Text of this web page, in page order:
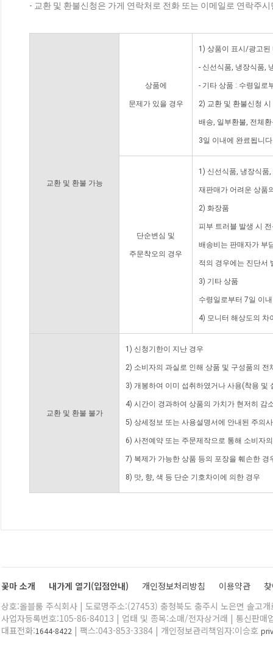
- 교환 및 환불신청은 가게 연락처로 전화 또는 이메일로 연락주
교환 및 환불 가능
상품에
문제가 있을 경우
1) 상품이 표시/광고된
- 신선식품, 냉장식품,
- 기타 상품 : 수령일로
2) 교환 및 환불신청
배송, 일부환불, 전체
3일 이내에 완료됩니
단순변심 및
주문착오의 경우
1) 신선식품, 냉장식품
재판매가 어려운 상품
2) 화장품
피부 트러블 발생 시
배송비는 판매자가 부
적의 경우에는 진단서
3) 기타 상품
수령일로부터 7일 이
4) 모니터 해상도의 차
교환 및 환불 불가
1) 신청기한이 지난 경우
2) 소비자의 과실로 인해 상품 및 구성품의
3) 개봉하여 이미 섭취하였거나 사용(착용 및
4) 시간이 경과하여 상품의 가치가 현저히 감
5) 상세정보 또는 사용설명서에 안내된 주의
6) 사전예약 또는 주문제작으로 통해 소비자
7) 복제가 가능한 상품 등의 포장을 훼손한 경
8) 맛, 향, 색 등 단순 기호차이에 의한 경우
꽃마 소개 내가게 열기(입점안내) 개인정보처리방침 이용약관
상호:올블룸 주식회사 | 도로명주소:(27453) 충청북도 충주시 노은면 솔고
사업자등록번호:105-86-84013 | 업태 및 종목:소매/전자상거래 | 통신판매
대표전화:1644-8422 | 팩스:043-853-3384 | 개인정보관리책임자:이승호